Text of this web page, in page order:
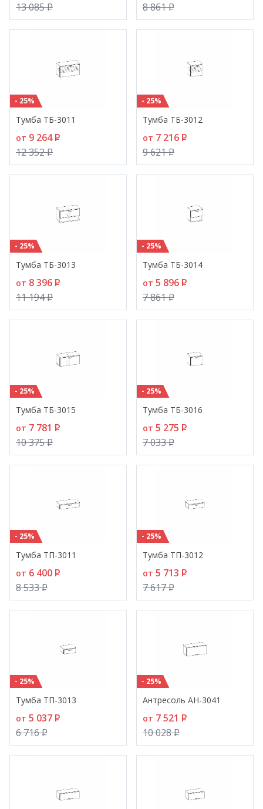
13 085P
8 861P
- 25%
Тумба ТБ-3011
от 9 264P
12 352P
- 25%
Тумба ТБ-3012
от 7 216 P
9 621P
- 25%
Тумба ТБ-3013
от 8 396 P
11 194P
- 25%
Тумба ТБ-3014
от 5 896 P
7 861P
- 25%
Тумба ТБ-3015
от 7 781 P
10 375P
- 25%
Тумба ТБ-3016
от 5 275 P
7 033P
- 25%
Тумба ТП-3011
от 6 400 P
8 533P
- 25%
Тумба ТП-3012
от 5 713 P
7 617P
- 25%
Тумба ТП-3013
от 5 037 P
6 716P
- 25%
Антресоль АН-3041
от 7 521 P
10 028P